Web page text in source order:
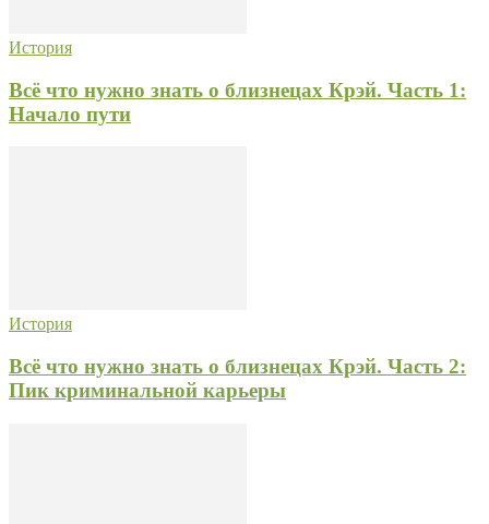
История
Всё что нужно знать о близнецах Крэй. Часть 1:
Начало пути
История
Всё что нужно знать о близнецах Крэй. Часть 2:
Пик криминальной карьеры